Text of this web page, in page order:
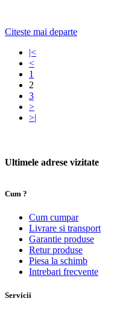
Citeste mai departe
|<
<
1
2
3
>
>|
Ultimele adrese vizitate
Cum ?
Cum cumpar
Livrare si transport
Garantie produse
Retur produse
Piesa la schimb
Intrebari frecvente
Servicii